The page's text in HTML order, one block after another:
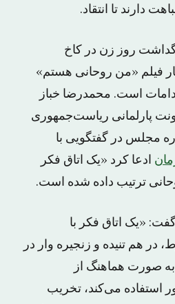
دارند تا انتقاد.
روز زن در کاخ
فیلم «من روحانی هستم»
است. محمدرضا خباز
پارلمانی ریاست‌جمهوری
مجلس در گفتگویی با
ادعا کرد «یک اتاق فکر
ترتیب داده شده است.
«یک اتاق فکر با
هم تنیده و زنجیره وار در
صورت هماهنگ از
استفاده می‌کند، تخریب